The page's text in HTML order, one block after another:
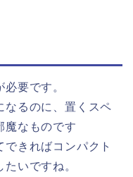
要です。
なるのに、置くスペ
魔なものです
きればコンパクト
いですね。